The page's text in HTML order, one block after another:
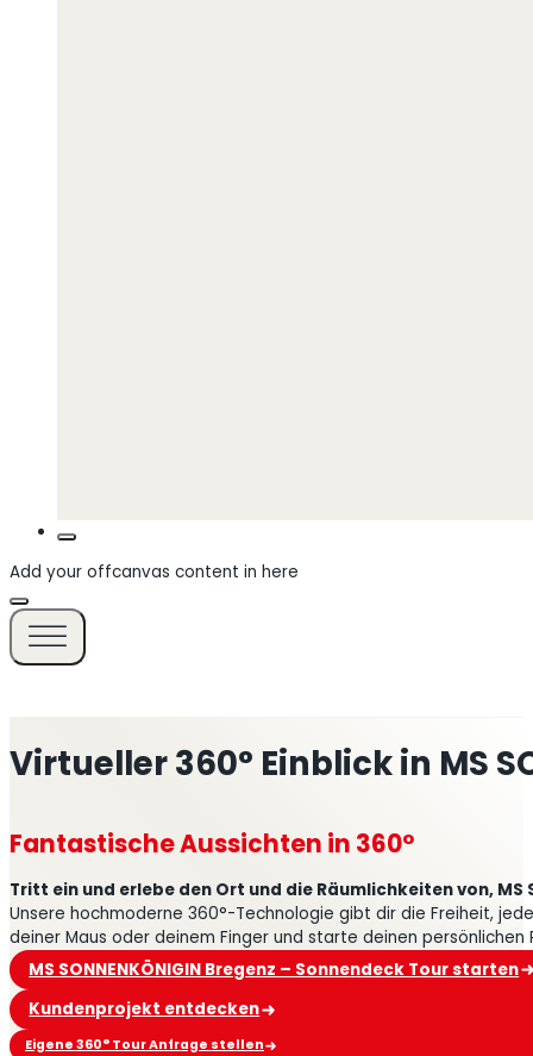
Add your offcanvas content in here
Fantastische Aussichten in 360°
Virtueller 360° Einblick in MS
Tritt ein und erlebe den Ort und die Räumlichkeiten von, MS
Unsere hochmoderne 360°-Technologie gibt dir die Freiheit,
deiner Maus oder deinem Finger und starte deinen persönlichen
MS SONNENKÖNIGIN Bregenz – Sonnendeck Tour starten
Kundenprojekt entdecken
Eigene 360° Tour Anfrage stellen